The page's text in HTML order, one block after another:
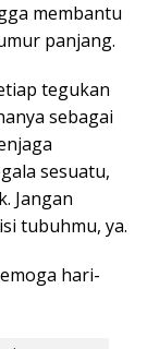
membantu
panjang.
tegukan
sebagai
sesuatu,
Jangan
tubuhmu, ya.
hari-